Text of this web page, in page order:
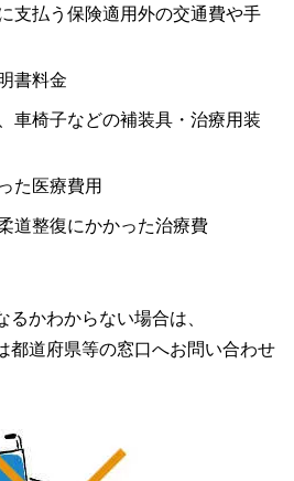
支払う保険適用外の交通費や手
書料金
車椅子などの補装具・治療用装
た医療費用
道整復にかかった治療費
かわからない場合は、
都道府県等の窓口へお問い合わせ